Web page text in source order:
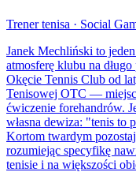
Trener tenisa · Social
Janek Mechliński to
atmosferę klubu na
Okęcie Tennis Club od
Tenisowej OTC —
ćwiczenie forehandrów.
własna dewiza: "tenis to
Kortom twardym
rozumiejąc specyfikę
tenisie i na większości